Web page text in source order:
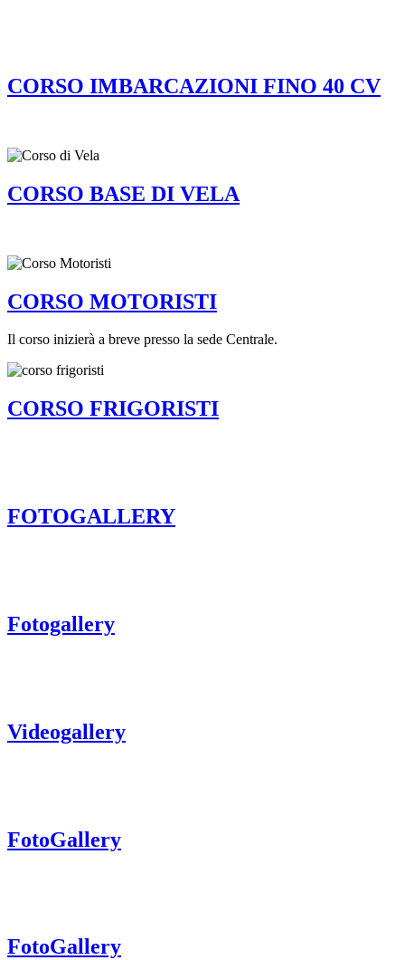
CORSO IMBARCAZIONI FINO 40 CV
CORSO BASE DI VELA
CORSO MOTORISTI
Il corso inizierà a breve presso la sede Centrale.
CORSO FRIGORISTI
FOTOGALLERY
Fotogallery
Videogallery
FotoGallery
FotoGallery